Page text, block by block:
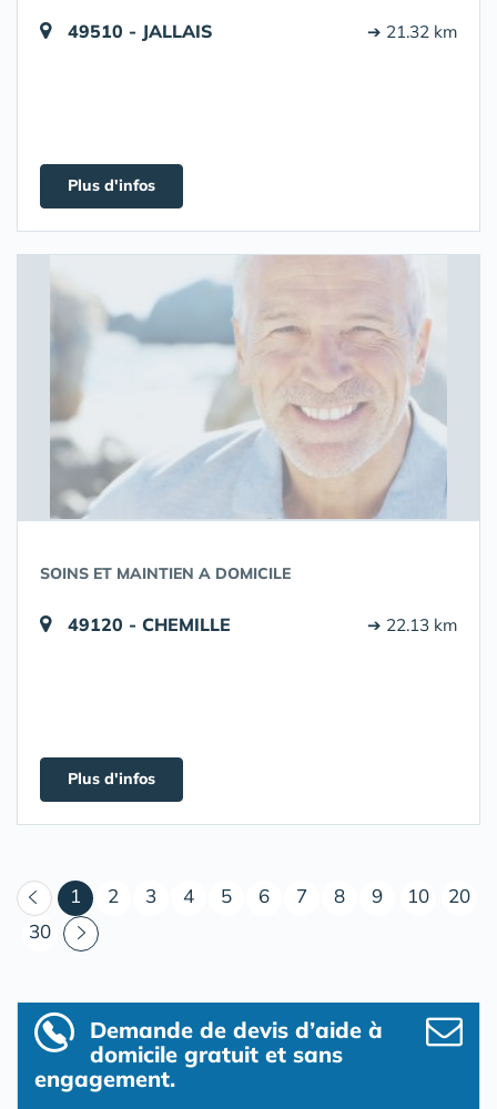
49510 - JALLAIS ➔ 21.32 km
Plus d'infos
SOINS ET MAINTIEN A DOMICILE
49120 - CHEMILLE ➔ 22.13 km
Plus d'infos
1 (courant)
2 3 4 5 6 7 8 9 10
20
30
Demande de devis d’aide à
domicile gratuit et sans
engagement.